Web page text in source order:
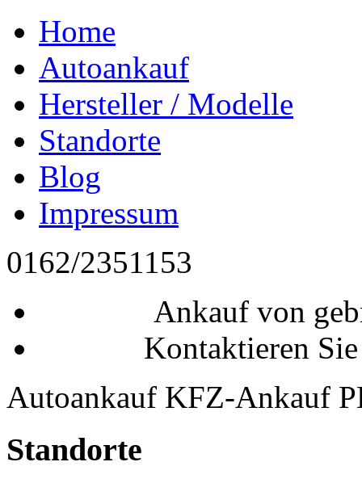
Home
Autoankauf
Hersteller / Modelle
Standorte
Blog
Impressum
0162/2351153
Ankauf von
Kontaktieren
Autoankauf KFZ-Ankauf
Standorte